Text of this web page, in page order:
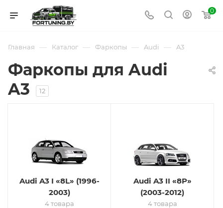
0
Главная — Каталог — Фаркопы — Audi — A3
Фаркопы для Audi
A3
12
Audi A3 I «8L» (1996-
2003)
4 товара
Audi A3 II «8P»
(2003-2012)
4 товара